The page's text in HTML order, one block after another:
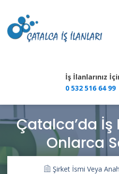
İş İlanlarınız
0 532 516 64 99
Çatalca’da İş
Onlarca
Şirket İsmi Veya